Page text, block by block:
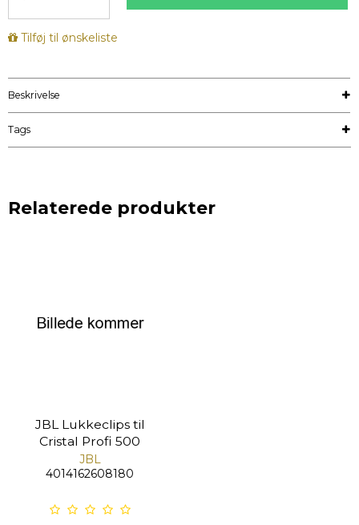
Tilføj til ønskeliste
Beskrivelse
Tags
Relaterede produkter
JBL Lukkeclips til
Cristal Profi 500
JBL
4014162608180